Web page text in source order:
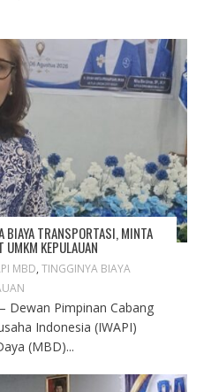
TRANSPORTASI, MINTA
UMKM KEPULAUAN
MBD, TINGGINYA BIAYA
Dewan Pimpinan Cabang
Indonesia (IWAPI)
(MBD)...